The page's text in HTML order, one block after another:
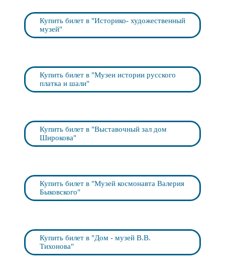
Купить билет в "Историко- художественный
музей"
Купить билет в "Музеи истории русского
платка и шали"
Купить билет в "Выставочный зал дом
Широкова"
Купить билет в "Музей космонавта Валерия
Быковского"
Купить билет в "Дом - музей В.В.
Тихонова"